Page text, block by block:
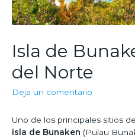
Isla de
del Norte
Deja un comentario
Uno de los principales sitios
isla de Bunaken (Pulau